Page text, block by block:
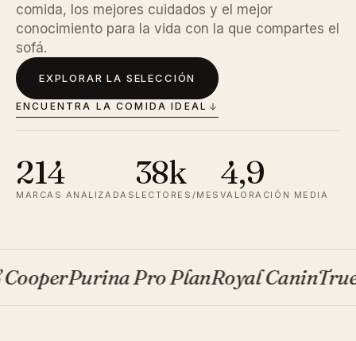
comida, los mejores cuidados y el mejor
conocimiento para la vida con la que compartes el
sofá.
EXPLORAR LA SELECCIÓN
ENCUENTRA LA COMIDA IDEAL
214
MARCAS ANALIZADAS
38k
LECTORES/MES
4,9
VALORACIÓN MEDIA
Purina Pro PlanRoyal CaninTrue